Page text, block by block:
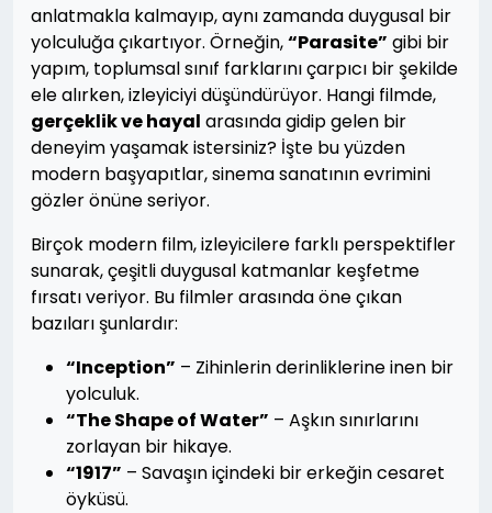
anlatmakla kalmayıp, aynı zamanda duygusal bir
yolculuğa çıkartıyor. Örneğin,“Parasite” gibi bir
yapım, toplumsal sınıf farklarını çarpıcı bir şekilde
ele alırken, izleyiciyi düşündürüyor. Hangi filmde,
gerçeklik ve hayal arasında gidip gelen bir
deneyim yaşamak istersiniz? İşte bu yüzden
modern başyapıtlar, sinema sanatının evrimini
gözler önüne seriyor.
Birçok modern film, izleyicilere farklı perspektifler
sunarak, çeşitli duygusal katmanlar keşfetme
fırsatı veriyor. Bu filmler arasında öne çıkan
bazıları şunlardır:
“Inception” – Zihinlerin derinliklerine inen bir
yolculuk.
“The Shape of Water” – Aşkın sınırlarını
zorlayan bir hikaye.
“1917” – Savaşın içindeki bir erkeğin cesaret
öyküsü.